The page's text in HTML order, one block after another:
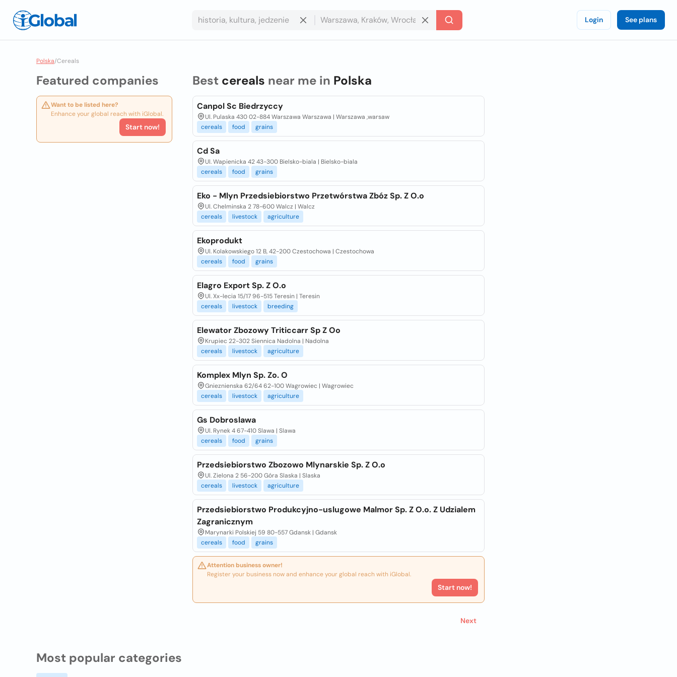
Login See plans
Polska/Cereals
Featured companies
Want to be listed here?
Enhance your global reach with iGlobal.
Start now!
Best cereals near me in Polska
Canpol Sc Biedrzyccy
Ul. Pulaska 430 02-884 Warszawa Warszawa | Warszawa ,warsaw
cereals
food grains
Cd Sa
Ul. Wapienicka 42 43-300 Bielsko-biala | Bielsko-biala
cereals
food grains
Eko - Mlyn Przedsiebiorstwo Przetwórstwa Zbóz Sp. Z O.o
Ul. Chelminska 2 78-600 Walcz | Walcz
cereals
livestock agriculture
Ekoprodukt
Ul. Kolakowskiego 12 B, 42-200 Czestochowa | Czestochowa
cereals
food grains
Elagro Export Sp. Z O.o
Ul. Xx-lecia 15/17 96-515 Teresin | Teresin
cereals
livestock breeding
Elewator Zbozowy Triticcarr Sp Z Oo
Krupiec 22-302 Siennica Nadolna | Nadolna
cereals
livestock agriculture
Komplex Mlyn Sp. Zo. O
Gnieznienska 62/64 62-100 Wagrowiec | Wagrowiec
cereals
livestock agriculture
Gs Dobroslawa
Ul. Rynek 4 67-410 Slawa | Slawa
cereals
food grains
Przedsiebiorstwo Zbozowo Mlynarskie Sp. Z O.o
Ul. Zielona 2 56-200 Góra Slaska | Slaska
cereals
livestock agriculture
Przedsiebiorstwo Produkcyjno-uslugowe Malmor Sp. Z O.o. Z Udzialem
Zagranicznym
Marynarki Polskiej 59 80-557 Gdansk | Gdansk
cereals
food grains
Attention business owner!
Register your business now and enhance your global reach with iGlobal.
Start now!
Next
Most popular categories